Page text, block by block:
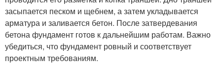
засыпается песком и щебнем, а затем укладывается
арматура и заливается бетон. После затвердевания
бетона фундамент готов к дальнейшим работам. Важно
убедиться, что фундамент ровный и соответствует
проектным требованиям.